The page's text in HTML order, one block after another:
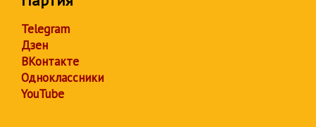
Telegram
Дзен
ВКонтакте
Одноклассники
YouTube